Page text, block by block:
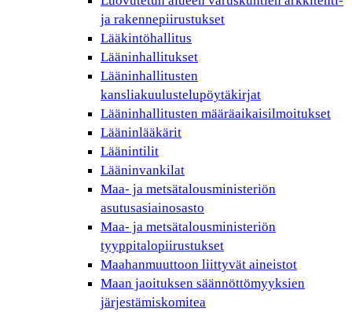
ja rakennepiirustukset
Lääkintöhallitus
Lääninhallitukset
Lääninhallitusten
kansliakuulustelupöytäkirjat
Lääninhallitusten määräaikaisilmoitukset
Lääninlääkärit
Läänintilit
Lääninvankilat
Maa- ja metsätalousministeriön
asutusasiainosasto
Maa- ja metsätalousministeriön
tyyppitalopiirustukset
Maahanmuuttoon liittyvät aineistot
Maan jaoituksen säännöttömyyksien
järjestämiskomitea